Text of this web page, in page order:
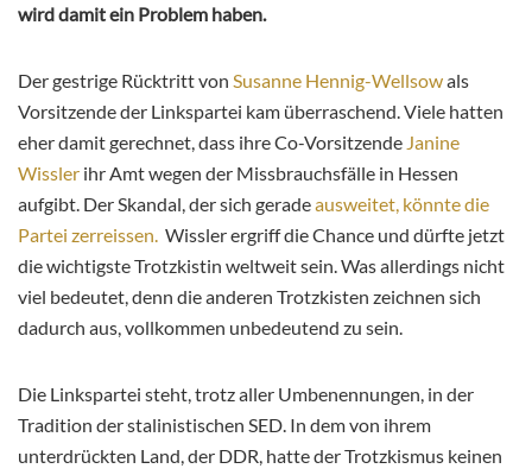
wird damit ein Problem haben.
Der gestrige Rücktritt von Susanne Hennig-Wellsowals
Vorsitzende der Linkspartei kam überraschend. Viele hatten
eher damit gerechnet, dass ihre Co-Vorsitzende Janine
Wissler ihr Amt wegen der Missbrauchsfälle in Hessen
aufgibt. Der Skandal, der sich geradeausweitet, könnte die
Partei zerreissen. Wissler ergriff die Chance und dürfte jetzt
die wichtigste Trotzkistin weltweit sein. Was allerdings nicht
viel bedeutet, denn die anderen Trotzkisten zeichnen sich
dadurch aus, vollkommen unbedeutend zu sein.
Die Linkspartei steht, trotz aller Umbenennungen, in der
Tradition der stalinistischen SED. In dem von ihrem
unterdrückten Land, der DDR, hatte der Trotzkismus keinen